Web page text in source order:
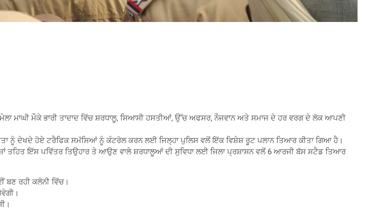
ਮਾਘੀ ਮੌਕੇ ਭਾਰੀ ਤਾਦਾਦ ਵਿੱਚ ਸ਼ਰਧਾਲੂ, ਸਿਆਸੀ ਹਸਤੀਆਂ, ਉੱਚ ਅਫਸਰ, ਨੌਜਵਾਨ ਅਤੇ ਸਮਾਜ ਦੇ ਹਰ ਵਰਗ ਦੇ ਲੋਕ ਆਪਣੀ
ਨੂੰ ਦੇਖਦੇ ਹੋਏ ਟਰੈਫਿਕ ਸਮੱਸਿਆਂ ਨੂੰ ਕੰਟਰੋਲ ਕਰਨ ਲਈ ਜਿਲ੍ਹਾ ਪੁਲਿਸ ਵਲੋਂ ਇੱਕ ਵਿਸ਼ੇਸ਼ ਰੂਟ ਪਲਾਨ ਤਿਆਰ ਕੀਤਾ ਗਿਆ ਹੈ।
ਤਹਿਤ ਇੱਸ ਪਵਿੱਤਰ ਤਿਉਹਾਰ ਤੇ ਆਉਣ ਵਾਲੇ ਸ਼ਰਧਾਲੂਆਂ ਦੀ ਸੁਵਿਧਾ ਲਈ ਜਿਲਾ ਪ੍ਰਸ਼ਾਸਨ ਵਲੋਂ 6 ਆਰਜੀ ਬੱਸ ਸਟੈਡ ਤਿਆਰ
ਬਣ ਰਹੀ ਕਲੋਨੀ ਵਿੱਚ।